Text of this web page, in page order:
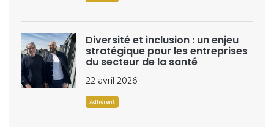
Diversité et inclusion : un enjeu
stratégique pour les entreprises
du secteur de la santé
22 avril 2026
Adhérent